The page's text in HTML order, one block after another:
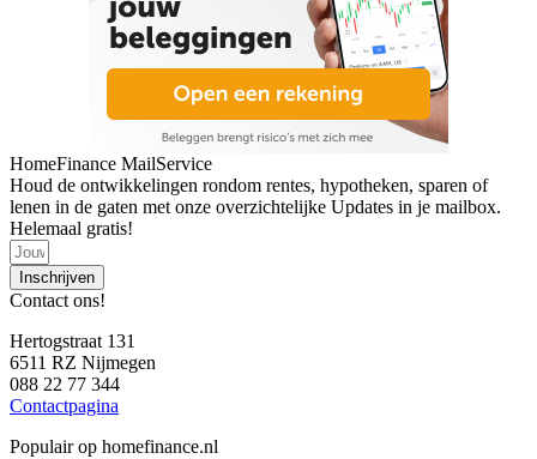
HomeFinance MailService
Houd de ontwikkelingen rondom rentes, hypotheken, sparen of
lenen in de gaten met onze overzichtelijke Updates in je mailbox.
Helemaal gratis!
Inschrijven
Contact ons!
Hertogstraat 131
6511 RZ Nijmegen
088 22 77 344
Contactpagina
Populair op homefinance.nl